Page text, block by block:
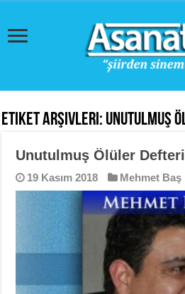
Etiket Arşivleri: Unutulmuş
Unutulmuş Ölüler Defteri
19 Kasım 2018 Mehmet Baş